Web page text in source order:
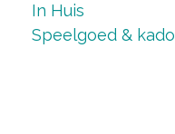
In Huis
Speelgoed & kado